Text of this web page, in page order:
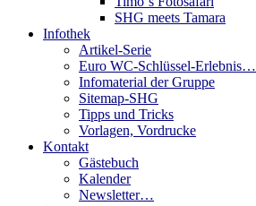
SHG meets Tamara
Infothek
Artikel-Serie
Euro WC-Schlüssel-Erlebnis…
Infomaterial der Gruppe
Sitemap-SHG
Tipps und Tricks
Vorlagen, Vordrucke
Kontakt
Gästebuch
Kalender
Newsletter…